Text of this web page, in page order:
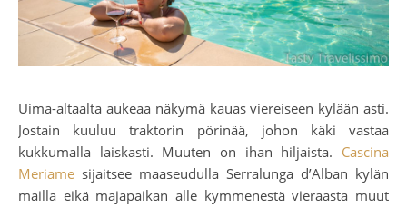
Uima-altaalta aukeaa näkymä kauas viereiseen kylään asti.
Jostain kuuluu traktorin pörinää, johon käki vastaa
kukkumalla laiskasti. Muuten on ihan hiljaista. Cascina
Meriame sijaitsee maaseudulla Serralunga d’Alban kylän
mailla eikä majapaikan alle kymmenestä vieraasta muut